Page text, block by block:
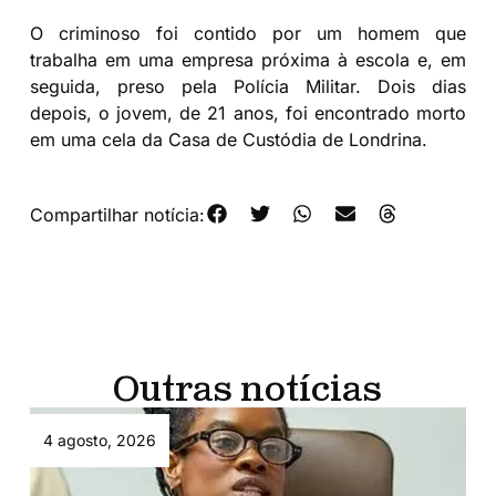
O criminoso foi contido por um homem que
trabalha em uma empresa próxima à escola e, em
seguida, preso pela Polícia Militar. Dois dias
depois, o jovem, de 21 anos, foi encontrado morto
em uma cela da Casa de Custódia de Londrina.
Compartilhar notícia:
Outras notícias
4 agosto, 2026